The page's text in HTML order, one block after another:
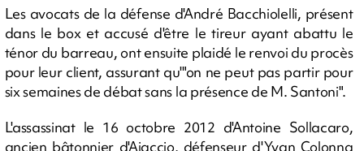
Les avocats de la défense d'André Bacchiolelli, présent
dans le box et accusé d'être le tireur ayant abattu le
ténor du barreau, ont ensuite plaidé le renvoi du procès
pour leur client, assurant qu'"on ne peut pas partir pour
six semaines de débat sans la présence de M. Santoni".
L'assassinat le 16 octobre 2012 d'Antoine Sollacaro,
ancien bâtonnier d'Ajaccio, défenseur d'Yvan Colonna